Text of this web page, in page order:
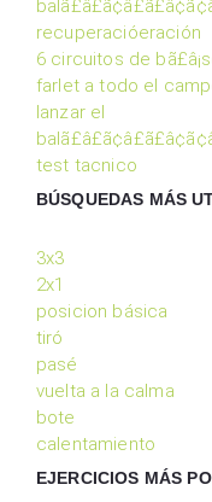
recuperacióeración
6 circuitos de
farlet a todo el
lanzar el
test tacnico
BÚSQUEDAS MÁS
3x3
2x1
posicion básica
tiró
pasé
vuelta a la calma
bote
calentamiento
EJERCICIOS MÁS